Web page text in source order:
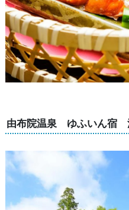
由布院温泉 ゆふいん宿